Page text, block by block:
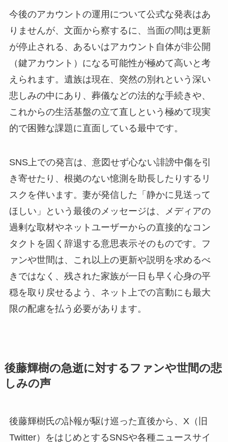
今後のアカウントの運用について公式な発表はあ
りませんが、文面から察するに、当面の間は更新
が停止される、あるいはアカウント自体が非公開
（鍵アカウント）になる可能性が極めて高いと考
えられます。遺族は現在、突然の別れという深い
悲しみの中にあり、葬儀などの法的な手続きや、
これからの生活基盤の立て直しという極めて現実
的で困難な課題に直面している最中です。
SNS上での発言は、意図せず心ない誹謗中傷を引
き寄せたり、根拠のない憶測を助長したりするリ
スクを伴います。妻が発信した「静かに見送って
ほしい」という最後のメッセージは、メディアの
過剰な取材やネットユーザーからの直接的なコン
タクトを固く辞退する意思表示そのものです。フ
ァンや世間は、これ以上の更新や説明を求めるべ
きではなく、残された家族が一日も早く心身の平
穏を取り戻せるよう、ネット上での言動にも最大
限の配慮を払う必要があります。
後藤輝樹の急逝に対するファンや世間の悲
しみの声
後藤輝樹氏の訃報が駆け巡った直後から、X（旧
Twitter）をはじめとするSNSや各種ニュースサイ